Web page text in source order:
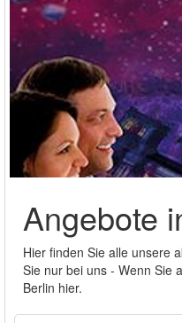
Angebote
Hier finden Sie alle unsere
Sie nur bei uns - Wenn Sie
Berlin hier.